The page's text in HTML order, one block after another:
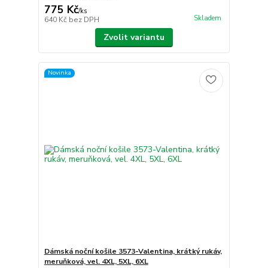
775 Kč/ks
640 Kč bez DPH Skladem
Zvolit variantu
Novinka
Dámská noční košile 3573-Valentina, krátký rukáv,
meruňková, vel. 4XL, 5XL, 6XL